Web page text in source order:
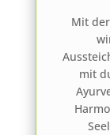
Mit
mit